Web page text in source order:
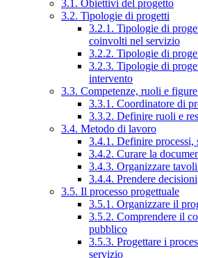
3.1. Obiettivi del progetto
3.2. Tipologie di progetti
3.2.1. Tipologie di
coinvolti nel servizio
3.2.2. Tipologie di
3.2.3. Tipologie di
intervento
3.3. Competenze, ruoli e
3.3.1. Coordinatore di
3.3.2. Definire ruoli e
3.4. Metodo di lavoro
3.4.1. Definire processi,
3.4.2. Curare la
3.4.3. Organizzare
3.4.4. Prendere decisioni
3.5. Il processo progettuale
3.5.1. Organizzare il
3.5.2. Comprendere il
pubblico
3.5.3. Progettare i
servizio